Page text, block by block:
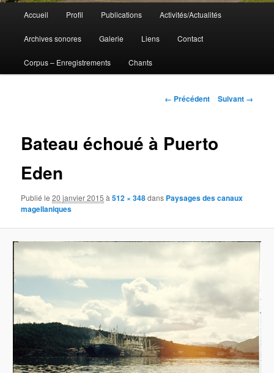
principal
Aller
au
contenu
Accueil Profil Publications Activités/Actualités
Archives sonores Galerie Liens Contact
Corpus – Enregistrements Chants
Navigation
← Précédent Suivant →
Bateau échoué à Puerto
Eden
Publié le20 janvier 2015 à512 × 348dans Paysages des canaux
magellaniques